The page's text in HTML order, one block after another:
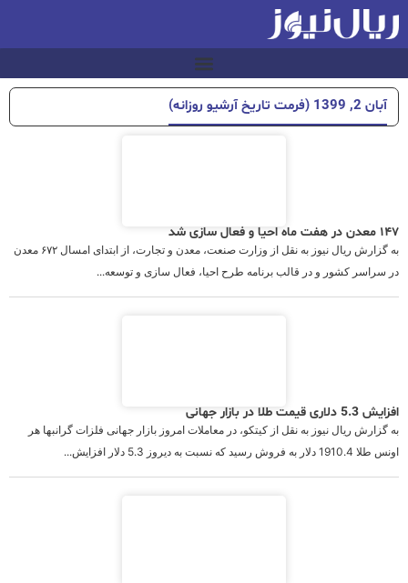
آبان 2, 1399 (فرمت تاریخ آرشیو روزانه)
۱۴۷ معدن در هفت ماه احیا و فعال سازی شد
به گزارش ریال نیوز به نقل از وزارت صنعت، معدن و تجارت، از ابتدای امسال ۶۷۲ معدن
در سراسر کشور و در قالب برنامه طرح احیا، فعال سازی و توسعه...
افزایش 5.3 دلاری قیمت طلا در بازار جهانی
به گزارش ریال نیوز به نقل از کیتکو، در معاملات امروز بازار جهانی فلزات گرانبها هر
اونس طلا 1910.4 دلار به فروش رسید که نسبت به دیروز 5.3 دلار افزایش...